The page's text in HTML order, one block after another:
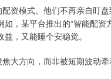
资模式。他们不再亲自盯
，某平台推出的“智能配资
，又能睡个安稳觉。
大方向，而非被短期波动